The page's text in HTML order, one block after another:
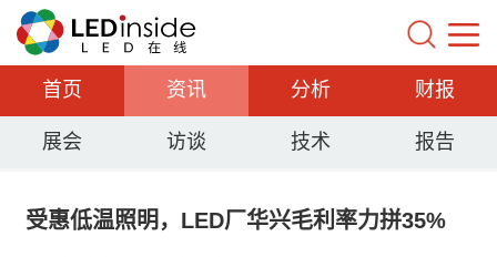
首页 资讯 分析 财报
展会 访谈 技术 报告
受惠低温照明，LED厂华兴毛利率力拼35%